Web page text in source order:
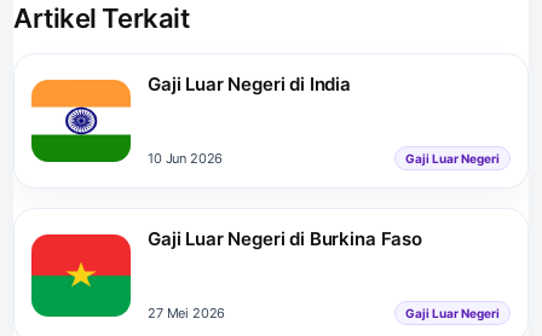
Artikel Terkait
Gaji Luar Negeri di India
10 Jun 2026 Gaji Luar Negeri
Gaji Luar Negeri di Burkina Faso
27 Mei 2026 Gaji Luar Negeri